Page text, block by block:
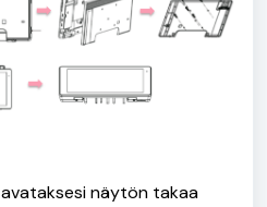
näytön takaa